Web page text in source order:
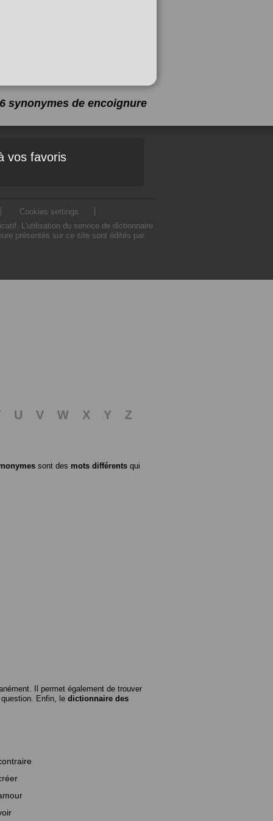
synonymes de encoignure
vos favoris
Cookies settings
L'utilisation du service de dictionnaire
présentés sur ce site sont édités par
U V W X Y
Z
sont des mots différents qui
Il permet également de trouver
Enfin, le dictionnaire des